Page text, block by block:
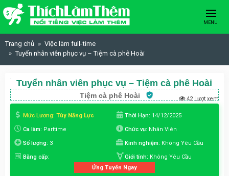
Skip to content
MENU
Trang chủ
Việc làm full-time
Tuyển nhân viên phục vụ – Tiệm cà phê Hoài
Tuyển nhân viên phục vụ – Tiệm cà phê Hoài
Tiệm cà phê Hoài 42 Lượt xem
Mức Lương: Tùy Năng Lực Thời Hạn: 14/12/2025
Ca làm: Parttime Chức vụ: Nhân Viên
Số lượng: 3 Kinh nghiệm: Không Yêu Cầu
Bằng cấp: Giới tính: Không Yêu Cầu
Ứng Tuyển Ngay